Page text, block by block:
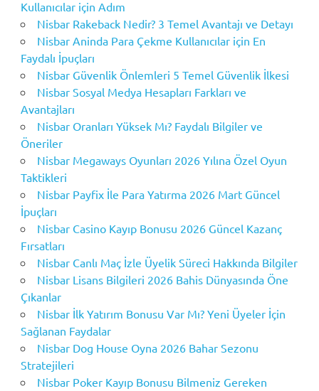
Kullanıcılar için Adım
Nisbar Rakeback Nedir? 3 Temel Avantajı ve Detayı
Nisbar Aninda Para Çekme Kullanıcılar için En
Faydalı İpuçları
Nisbar Güvenlik Önlemleri 5 Temel Güvenlik İlkesi
Nisbar Sosyal Medya Hesapları Farkları ve
Avantajları
Nisbar Oranları Yüksek Mı? Faydalı Bilgiler ve
Öneriler
Nisbar Megaways Oyunları 2026 Yılına Özel Oyun
Taktikleri
Nisbar Payfix İle Para Yatırma 2026 Mart Güncel
İpuçları
Nisbar Casino Kayıp Bonusu 2026 Güncel Kazanç
Fırsatları
Nisbar Canlı Maç İzle Üyelik Süreci Hakkında Bilgiler
Nisbar Lisans Bilgileri 2026 Bahis Dünyasında Öne
Çıkanlar
Nisbar İlk Yatırım Bonusu Var Mı? Yeni Üyeler İçin
Sağlanan Faydalar
Nisbar Dog House Oyna 2026 Bahar Sezonu
Stratejileri
Nisbar Poker Kayıp Bonusu Bilmeniz Gereken